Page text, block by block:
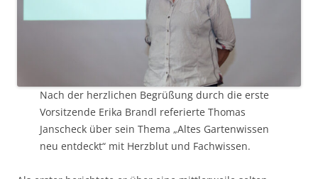
Nach der herzlichen Begrüßung durch die erste
Vorsitzende Erika Brandl referierte Thomas
Janscheck über sein Thema „Altes Gartenwissen
neu entdeckt“ mit Herzblut und Fachwissen.